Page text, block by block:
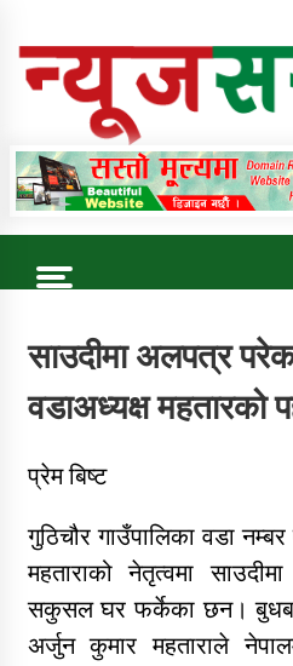
content
Online News Portal
कुषि बिकास
डिभिजन
साउदीमा अलपत्र
वडाअध्यक्ष महतारको
प्रेम बिष्ट
गुठिचौर गाउँपालिका वडा
महताराको नेतृत्वमा
सकुसल घर फर्केका छन।
अर्जुन कुमार महताराले